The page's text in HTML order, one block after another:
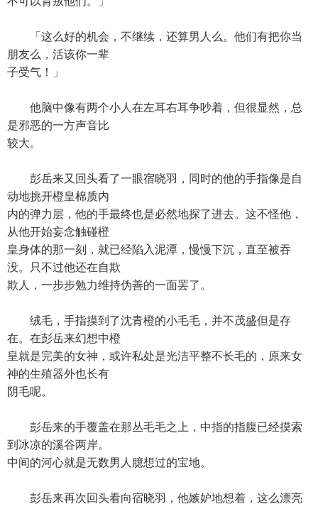
「这么好的机会，不继续，还算男人么。他们有把你当
朋友么，活该你一辈
子受气！」
他脑中像有两个小人在左耳右耳争吵着，但很显然，总
是邪恶的一方声音比
较大。
彭岳来又回头看了一眼宿晓羽，同时的他的手指像是自
动地挑开橙皇棉质内
内的弹力层，他的手最终也是必然地探了进去。这不怪他，
从他开始妄念触碰橙
皇身体的那一刻，就已经陷入泥潭，慢慢下沉，直至被吞
没。只不过他还在自欺
欺人，一步步勉力维持伪善的一面罢了。
绒毛，手指摸到了沈青橙的小毛毛，并不茂盛但是存
在。在彭岳来幻想中橙
皇就是完美的女神，或许私处是光洁平整不长毛的，原来女
神的生殖器外也长有
阴毛呢。
彭岳来的手覆盖在那丛毛毛之上，中指的指腹已经摸索
到冰凉的溪谷两岸。
中间的河心就是无数男人臆想过的宝地。
彭岳来再次回头看向宿晓羽，他嫉妒地想着，这么漂亮